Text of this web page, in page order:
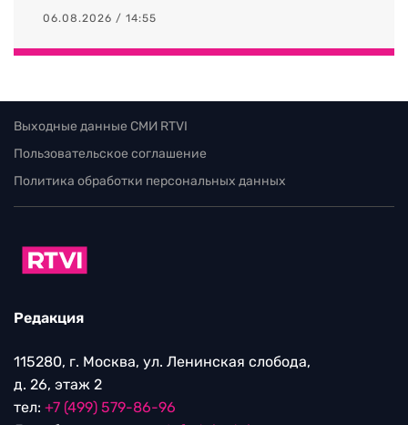
06.08.2026 / 14:55
Выходные данные СМИ RTVI
Пользовательское соглашение
Политика обработки персональных данных
Редакция
115280, г. Москва, ул. Ленинская слобода,
д. 26, этаж 2
тел: +7 (499) 579-86-96